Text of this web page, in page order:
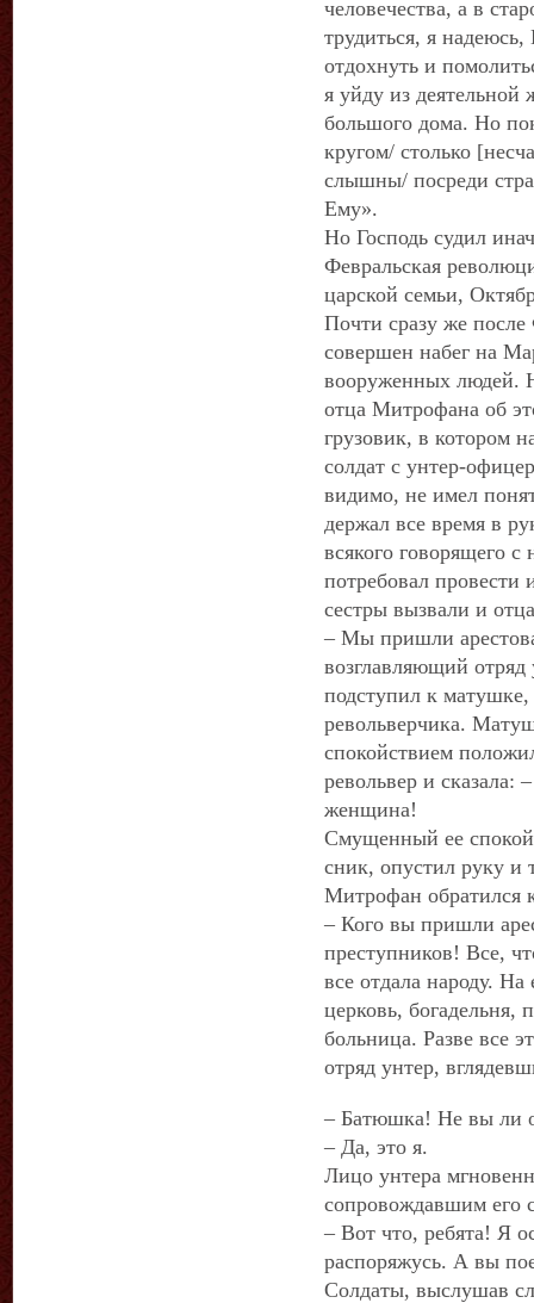
человечества, а в
трудиться, я
отдохнуть и
я уйду из деятельной
большого дома. Но
кругом/ столько
слышны/ посреди
Ему».
Но Господь судил
Февральская
царской семьи,
Почти сразу же
совершен набег на
вооруженных людей.
отца Митрофана об
грузовик, в котором
солдат с унтер-
видимо, не имел
держал все время в
всякого говорящего
потребовал провести
сестры вызвали и
– Мы пришли
возглавляющий
подступил к матушке,
револьверчика.
спокойствием
револьвер и сказала:
женщина!
Смущенный ее
сник, опустил руку и
Митрофан обратился
– Кого вы пришли
преступников! Все,
все отдала народу. На
церковь, богадельня,
больница. Разве все
отряд унтер,
– Батюшка! Не вы ли
– Да, это я.
Лицо унтера
сопровождавшим его
– Вот что, ребята! Я
распоряжусь. А вы
Солдаты, выслушав